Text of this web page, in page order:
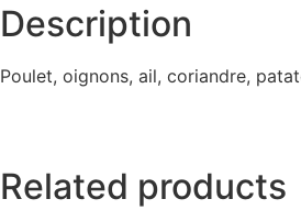
Description
Poulet, oignons, ail, coriandre,
Related products